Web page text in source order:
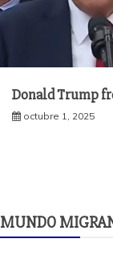
Donald Trump
octubre 1, 2025
MUNDO